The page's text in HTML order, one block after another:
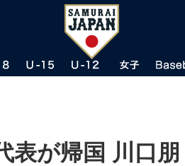
表が帰国 川口朋